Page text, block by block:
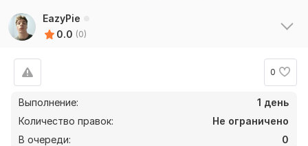
EazyPie
0.0 (0)
0
Выполнение:
1 день
Количество правок:
Не ограничено
В очереди:
0